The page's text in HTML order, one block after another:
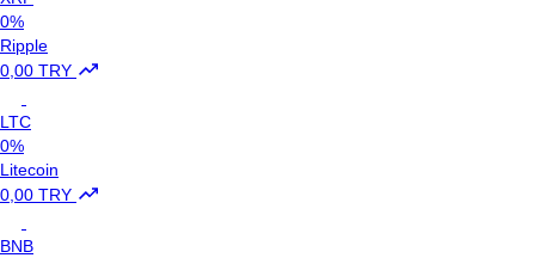
0%
Ripple
0,00 TRY
LTC
0%
Litecoin
0,00 TRY
BNB